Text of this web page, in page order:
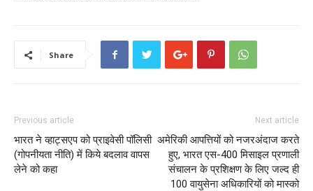
Share
Previous article
भारत ने व्हाट्सएप को प्राइवेसी पॉलिसी
(गोपनीयता नीति) में किये बदलाव वापस
लेने को कहा
Next article
अमेरिकी आपत्तियों को नजरअंदाज करते
हुए, भारत एस-400 मिसाइल प्रणाली
संचालन के प्रशिक्षण के लिए जल्द ही
100 वायुसेना अधिकारियों को मास्को